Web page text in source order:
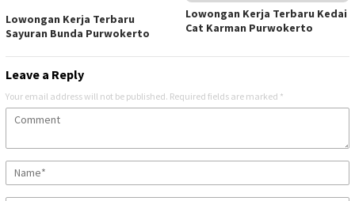
Lowongan Kerja Terbaru
Sayuran Bunda Purwokerto
Lowongan Kerja Terbaru Kedai
Cat Karman Purwokerto
Leave a Reply
Your email address will not be published. Required fields are marked *